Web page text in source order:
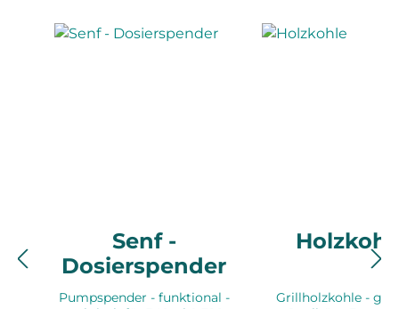
Senf -
Dosierspender
Pumpspender - funktional -
Grillholzkohle -